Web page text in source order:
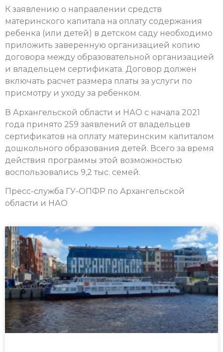
К заявлению о направлении средств
материнского капитала на оплату содержания
ребенка (или детей) в детском саду необходимо
приложить заверенную организацией копию
договора между образовательной организацией
и владельцем сертификата. Договор должен
включать расчет размера платы за услуги по
присмотру и уходу за ребенком.
В Архангельской области и НАО с начала 2021
года принято 259 заявлений от владельцев
сертификатов на оплату материнским капиталом
дошкольного образования детей. Всего за время
действия программы этой возможностью
воспользовались 9,2 тыс. семей.
Пресс-служба ГУ-ОПФР по Архангельской
области и НАО